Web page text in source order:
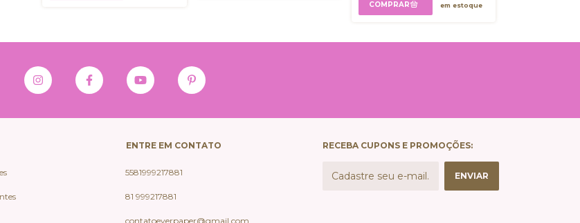
em estoque
ENTRE EM CONTATO
5581999217881
81 999217881
contatoeverpaper@gmail.com
RECEBA CUPONS E PROMOÇÕES: